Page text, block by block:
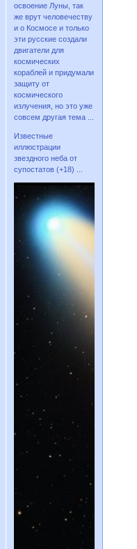
освоение Луны, так
же врут человечеству
и о Космосе и только
эти русские создали
двигатели для
космических
кораблей и придумали
защиту от
космического
излучения, но это уже
совсем другая тема ...
Известные
иллюстрации
звездного неба от
супостатов (+18) ...